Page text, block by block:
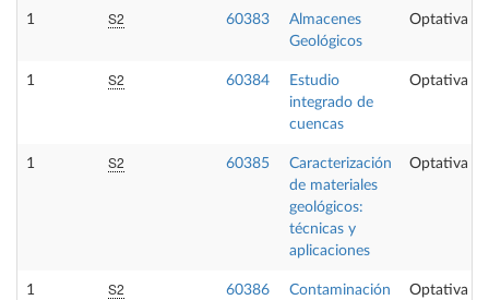
1 S2 60383
Almacenes
Geológicos
Optativa
1 S2 60384
Estudio
integrado de
cuencas
Optativa
1 S2 60385
Caracterización
de materiales
geológicos:
técnicas y
aplicaciones
Optativa
1 S2 60386 Contaminación Optativa